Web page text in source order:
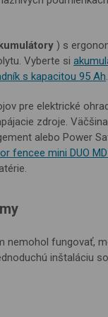
) s
Vyberte si
s kapacitou 95 Ah.
pre elektrické
zdroje.
alebo Power
fencee mini DUO
nemohol fungovať,
inštaláciu